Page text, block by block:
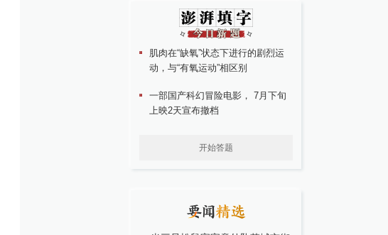
肌肉在“缺氧”状态下进行的剧烈运
动，与“有氧运动”相区别
一部国产科幻冒险电影， 7月下旬
上映2天宣布撤档
开始答题